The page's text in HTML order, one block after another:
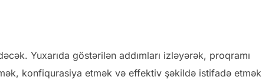
Yuxarıda göstərilən addımları izləyərək, proqramı
konfiqurasiya etmək və effektiv şəkildə istifadə etmək